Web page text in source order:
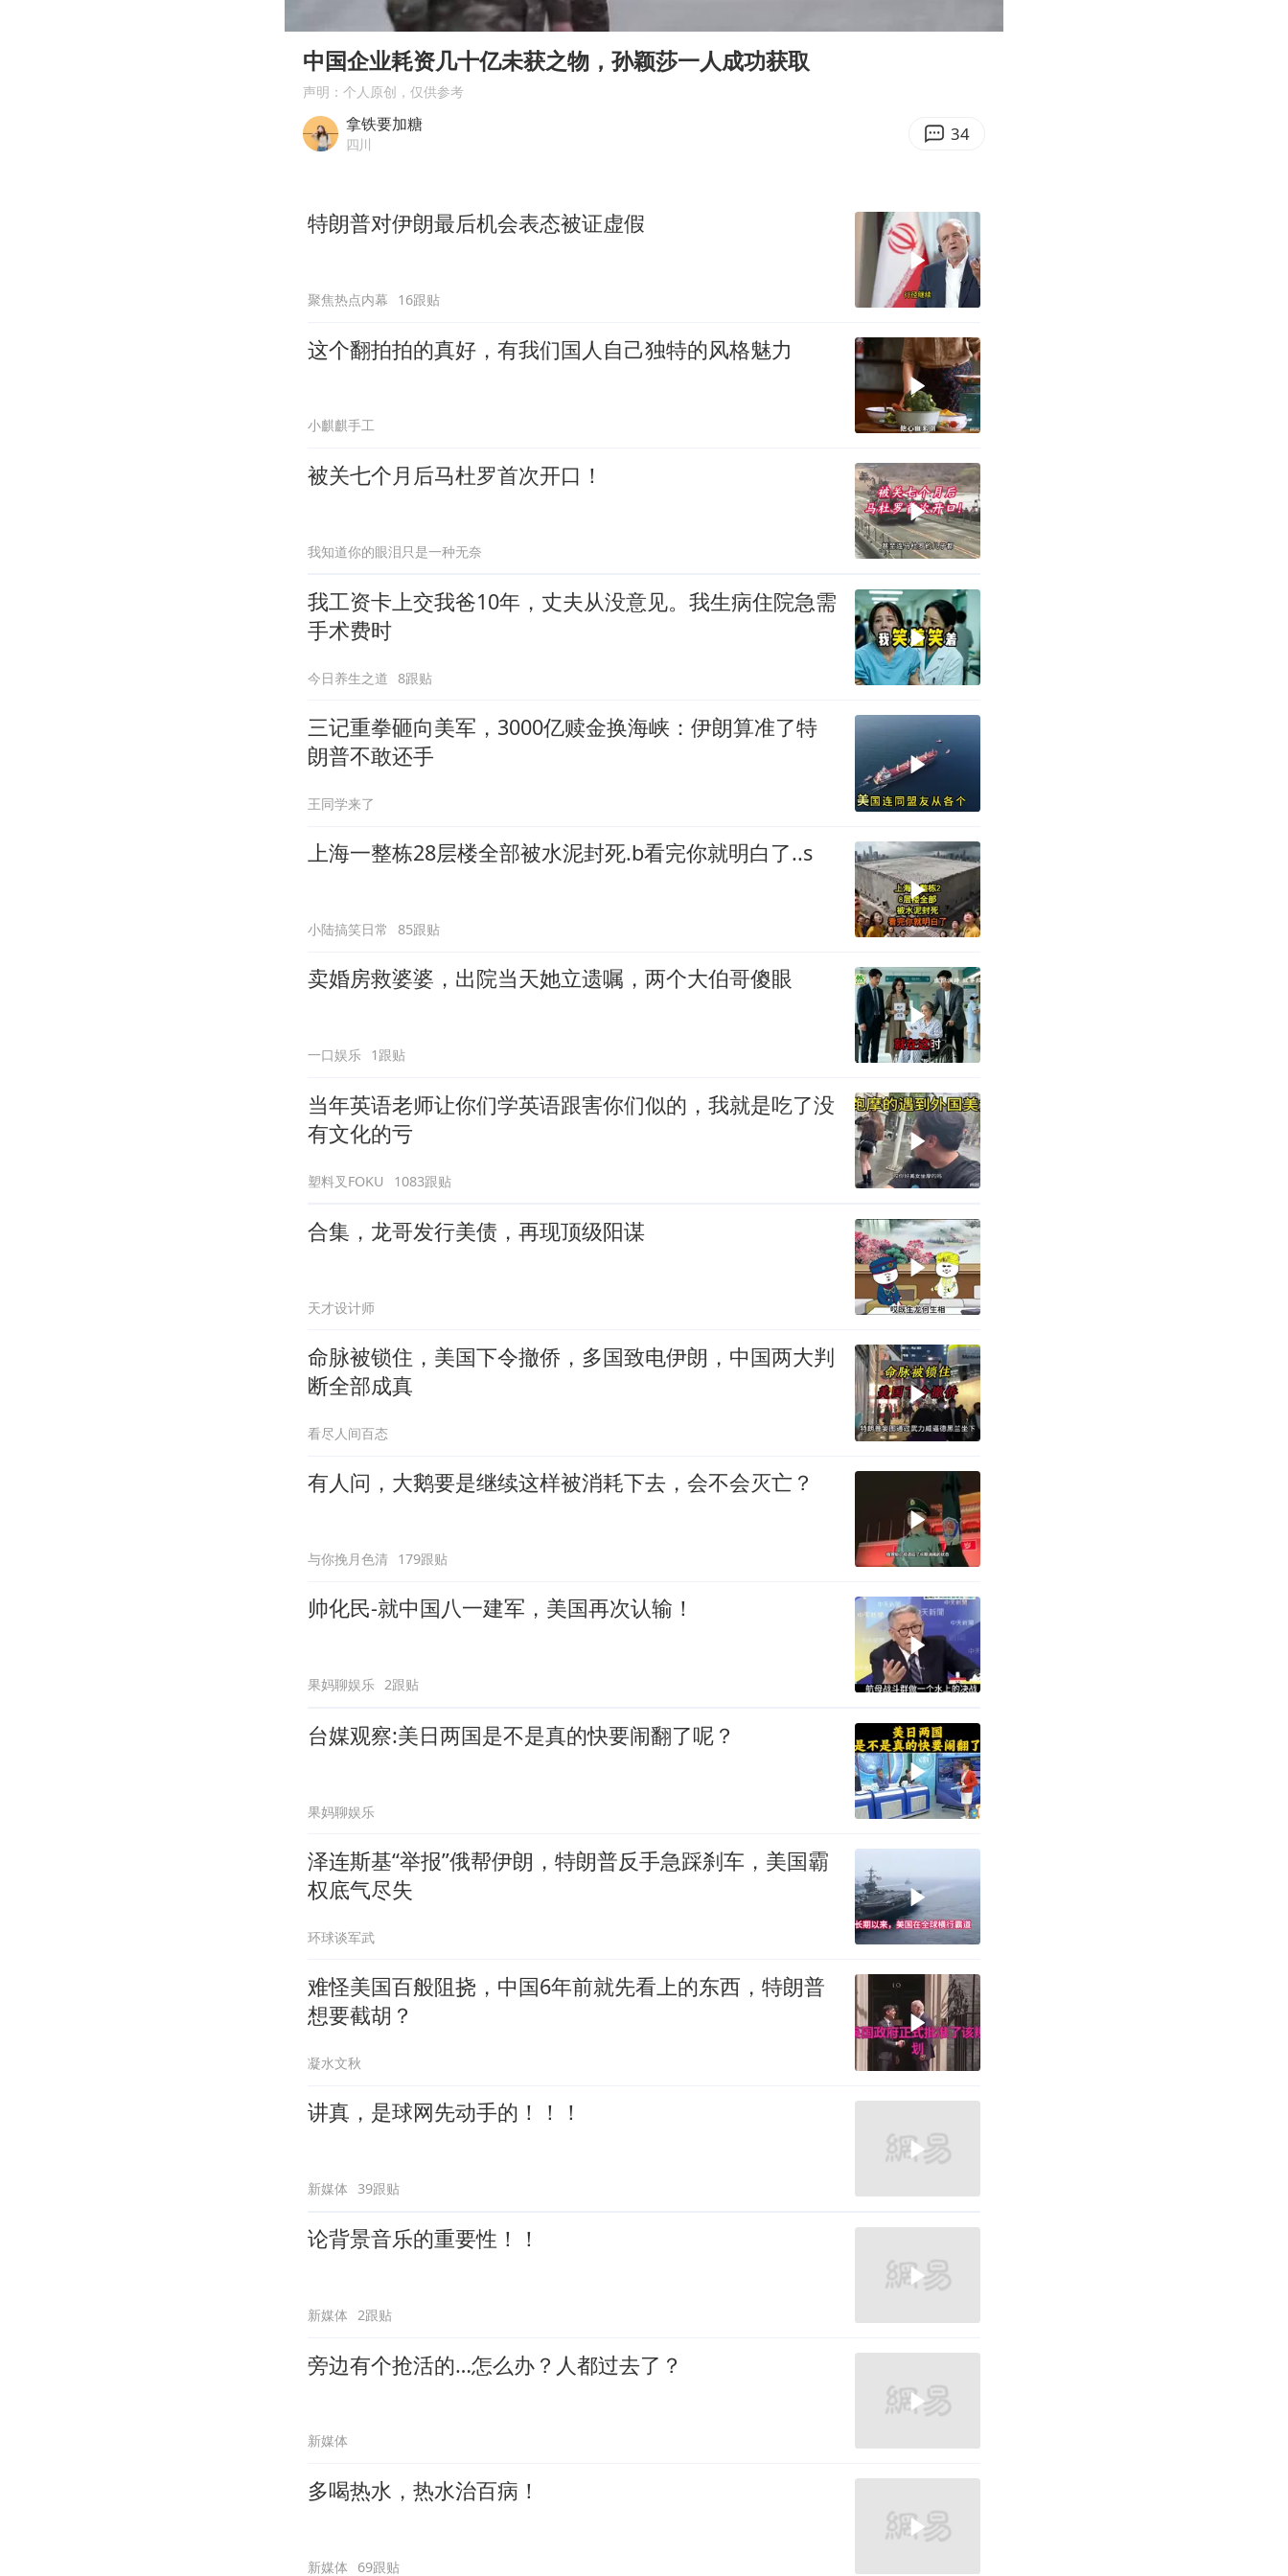
38岁演员求职万岁山NPC成功
日本试射“战斧”导弹，国防部回应
“新疆阿勒泰八月能滑雪”不实
中国企业耗资几十亿未获之物，孙颖莎一人成功获取
声明：个人原创，仅供参考
拿铁要加糖
四川 34
特朗普对伊朗最后机会表态被证虚假
聚焦热点内幕 16跟贴
这个翻拍拍的真好，有我们国人自己独特的风格魅力
小麒麒手工
被关七个月后马杜罗首次开口！
我知道你的眼泪只是一种无奈
我工资卡上交我爸10年，丈夫从没意见。我生病住院急需
手术费时
今日养生之道 8跟贴
三记重拳砸向美军，3000亿赎金换海峡：伊朗算准了特
朗普不敢还手
王同学来了
上海一整栋28层楼全部被水泥封死.b看完你就明白了..s
小陆搞笑日常 85跟贴
卖婚房救婆婆，出院当天她立遗嘱，两个大伯哥傻眼
一口娱乐 1跟贴
当年英语老师让你们学英语跟害你们似的，我就是吃了没
有文化的亏
塑料叉FOKU 1083跟贴
合集，龙哥发行美债，再现顶级阳谋
天才设计师
命脉被锁住，美国下令撤侨，多国致电伊朗，中国两大判
断全部成真
看尽人间百态
有人问，大鹅要是继续这样被消耗下去，会不会灭亡？
与你挽月色清 179跟贴
帅化民-就中国八一建军，美国再次认输！
果妈聊娱乐 2跟贴
台媒观察:美日两国是不是真的快要闹翻了呢？
果妈聊娱乐
泽连斯基“举报”俄帮伊朗，特朗普反手急踩刹车，美国霸
权底气尽失
环球谈军武
难怪美国百般阻挠，中国6年前就先看上的东西，特朗普
想要截胡？
凝水文秋
讲真，是球网先动手的！！！
新媒体 39跟贴
论背景音乐的重要性！！
新媒体 2跟贴
旁边有个抢活的…怎么办？人都过去了？
新媒体
多喝热水，热水治百病！
新媒体 69跟贴